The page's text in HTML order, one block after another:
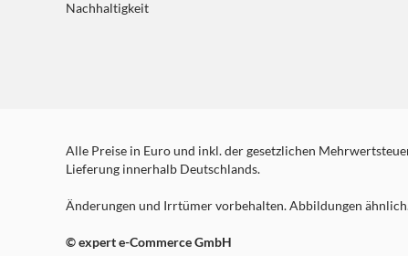
Nachhaltigkeit
Alle Preise in Euro und inkl. der gesetzlichen
Lieferung innerhalb Deutschlands.
Änderungen und Irrtümer vorbehalten. Abbildungen
© expert e-Commerce GmbH